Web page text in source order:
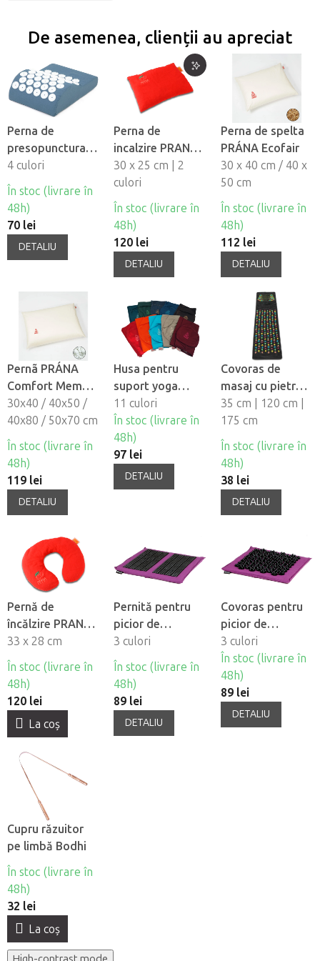
De asemenea, clienții au apreciat
Perna de
presopunctura
VITAL
4 culori
În stoc (livrare în
48h)
70 lei
DETALIU
Perna de
incalzire PRANA
cu sâmburi de
cires
30 x 25 cm | 2
culori
În stoc (livrare în
48h)
120 lei
DETALIU
Perna de spelta
PRÁNA Ecofair
30 x 40 cm / 40 x
50 cm
În stoc (livrare în
48h)
112 lei
DETALIU
Pernã PRÁNA
Comfort Memory
din spumã cu
memorie
30x40 / 40x50 /
40x80 / 50x70 cm
În stoc (livrare în
48h)
119 lei
DETALIU
Husa pentru
suport yoga
PRANA
11 culori
În stoc (livrare în
48h)
97 lei
DETALIU
Covoras de
masaj cu pietre
de
presopunctură
35 cm | 120 cm |
175 cm
În stoc (livrare în
48h)
38 lei
DETALIU
Pernă de
încălzire PRANA
cu sâmburi de
cires în formă de
semilună
33 x 28 cm
În stoc (livrare în
48h)
120 lei
La coş
Pernită pentru
picior de
presopunctură
SPIKY
3 culori
În stoc (livrare în
48h)
89 lei
DETALIU
Covoras pentru
picior de
presopuncturã
VITAL
3 culori
În stoc (livrare în
48h)
89 lei
DETALIU
Cupru răzuitor
pe limbă Bodhi
În stoc (livrare în
48h)
32 lei
La coş